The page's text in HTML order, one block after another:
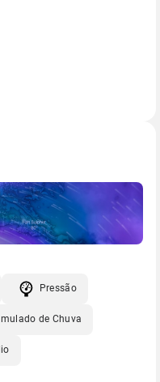
Pressão
de Chuva